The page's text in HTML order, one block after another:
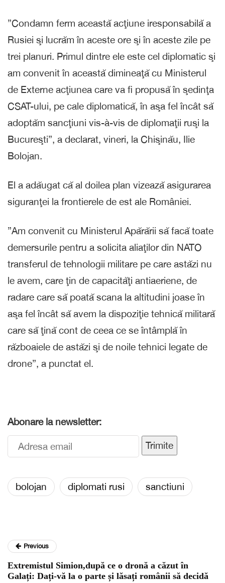
”Condamn ferm această acţiune iresponsabilă a
Rusiei şi lucrăm în aceste ore şi în aceste zile pe
trei planuri. Primul dintre ele este cel diplomatic şi
am convenit în această dimineaţă cu Ministerul
de Externe acţiunea care va fi propusă în şedinţa
CSAT-ului, pe cale diplomatică, în aşa fel încât să
adoptăm sancţiuni vis-à-vis de diplomaţii ruşi la
Bucureşti”, a declarat, vineri, la Chişinău, Ilie
Bolojan.
El a adăugat că al doilea plan vizează asigurarea
siguranţei la frontierele de est ale României.
”Am convenit cu Ministerul Apărării să facă toate
demersurile pentru a solicita aliaţilor din NATO
transferul de tehnologii militare pe care astăzi nu
le avem, care ţin de capacităţi antiaeriene, de
radare care să poată scana la altitudini joase în
aşa fel încât să avem la dispoziţie tehnică militară
care să ţină cont de ceea ce se întâmplă în
războaiele de astăzi şi de noile tehnici legate de
drone”, a punctat el.
Abonare la newsletter:
Trimite
bolojan diplomati rusi sanctiuni
Previous
Extremistul Simion,după ce o dronă a căzut în
Galați: Dați-vă la o parte și lăsați românii să decidă